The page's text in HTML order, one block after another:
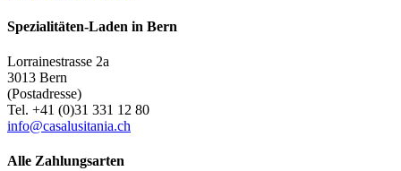
Spezialitäten-Laden in Bern
Lorrainestrasse 2a
3013 Bern
(Postadresse)
Tel. +41 (0)31 331 12 80
info@casalusitania.ch
Alle Zahlungsarten